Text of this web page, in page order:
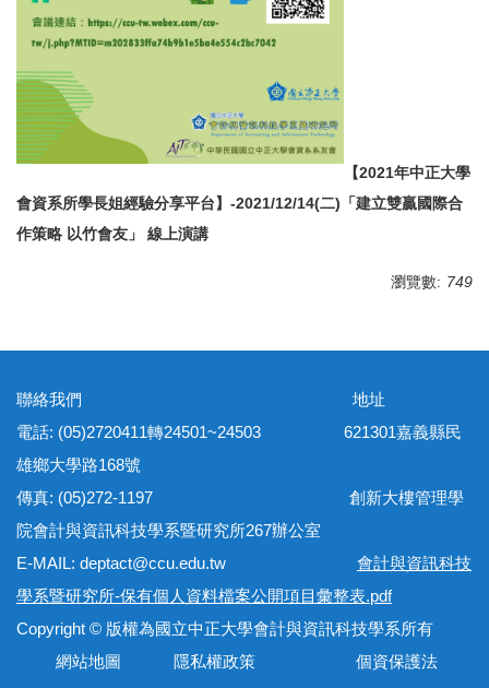
【2021年中正大學
會資系所學長姐經驗分享平台】-2021/12/14(二)「建立雙贏國際合
作策略 以竹會友」
線上演講
瀏覽數: 749
聯絡我們 地址
電話: (05)2720411轉24501~24503 621301嘉義縣民
雄鄉大學路168號
傳真: (05)272-1197 創新大樓管理學
院會計與資訊科技學系暨研究所267辦公室
E-MAIL: deptact@ccu.edu.tw 會計與資訊科技
學系暨研究所-保有個人資料檔案公開項目彙整表.pdf
Copyright © 版權為國立中正大學會計與資訊科技學系所有
網站地圖 隱私權政策 個資保護法